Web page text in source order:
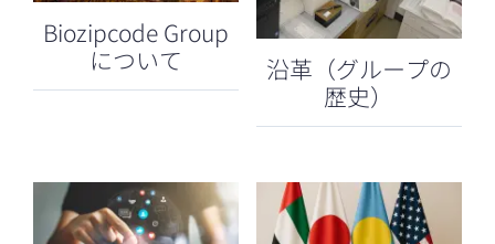
Biozipcode Group
について
沿革（グループの
歴史）